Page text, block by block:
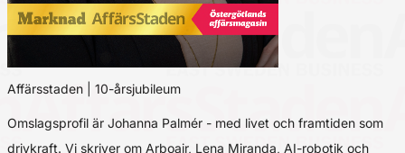
Affärsstaden | 10-årsjubileum
Omslagsprofil är Johanna Palmér - med livet och framtiden som
drivkraft. Vi skriver om Arboair, Lena Miranda, AI-robotik och